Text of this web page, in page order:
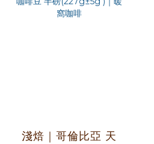
淺焙｜哥倫比亞 天